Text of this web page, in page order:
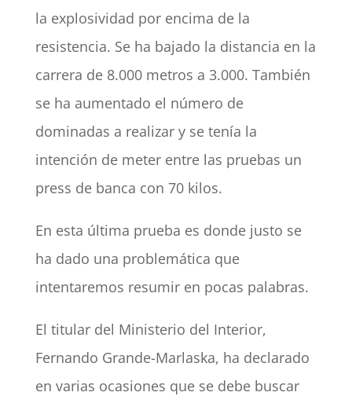
la explosividad por encima de la
resistencia. Se ha bajado la distancia en la
carrera de 8.000 metros a 3.000. También
se ha aumentado el número de
dominadas a realizar y se tenía la
intención de meter entre las pruebas un
press de banca con 70 kilos.
En esta última prueba es donde justo se
ha dado una problemática que
intentaremos resumir en pocas palabras.
El titular del Ministerio del Interior,
Fernando Grande-Marlaska, ha declarado
en varias ocasiones que se debe buscar